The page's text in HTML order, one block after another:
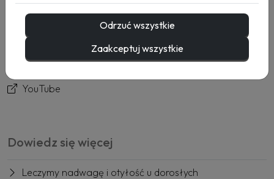
Odrzuć wszystkie
Zaakceptuj wszystkie
YouTube
Dowiedz się więcej
Leczymy nadwagę i otyłość u dorosłych